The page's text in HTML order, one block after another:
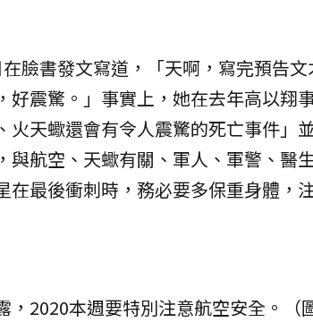
臉書發文寫道，「天啊，寫完預告
好震驚。」事實上，她在去年高以翔
火天蠍還會有令人震驚的死亡事件」
與航空、天蠍有關、軍人、軍警、醫
在最後衝刺時，務必要多保重身體，
2020本週要特別注意航空安全。（